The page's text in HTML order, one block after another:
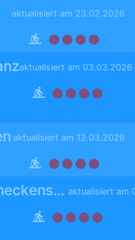
aktualisiert am 23.02.2026
aktualisiert am 03.03.2026
aktualisiert am 12.03.2026
Tannenbergsthal & Schneckenstein aktualisiert am